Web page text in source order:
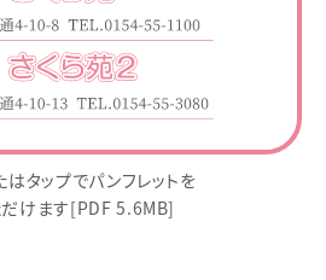
はタップでパンフレットを
だけます[PDF 5.6MB]